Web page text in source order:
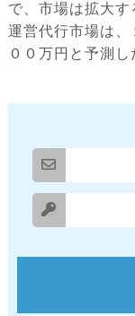
で、市場は拡大す
運営代行市場は、
００万円と予測し